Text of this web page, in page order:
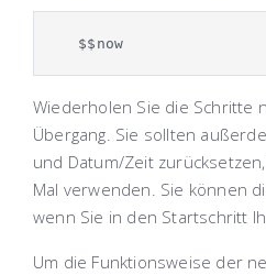
$$now
Wiederholen Sie die Schritte
Übergang. Sie sollten
und Datum/Zeit
Mal verwenden. Sie können
wenn Sie in den Startschritt
Um die Funktionsweise der